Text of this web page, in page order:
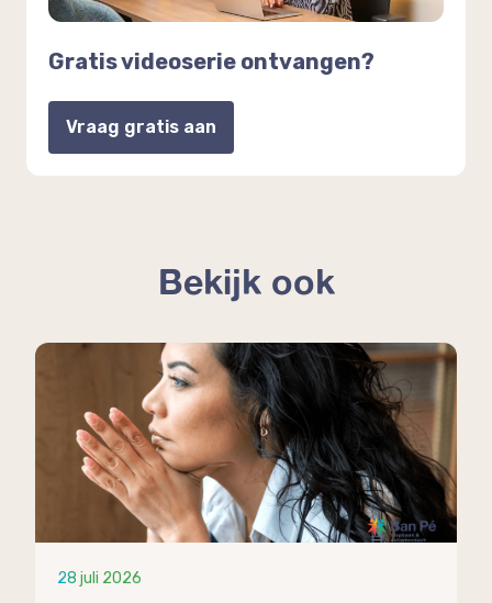
Gratis videoserie ontvangen?
Vraag gratis aan
Bekijk ook
28 juli 2026